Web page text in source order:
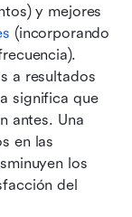
y mejores
(incorporando
a resultados
significa que
antes. Una
en las
los
del